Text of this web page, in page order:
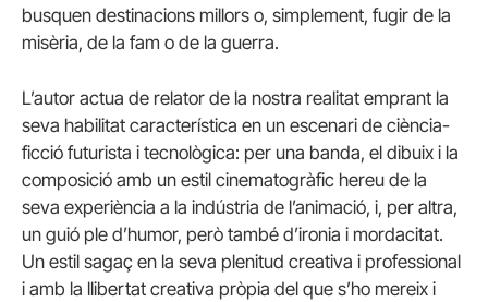
busquen destinacions millors o, simplement, fugir de la
misèria, de la fam o de la guerra.
L’autor actua de relator de la nostra realitat emprant la
seva habilitat característica en un escenari de ciència-
ficció futurista i tecnològica: per una banda, el dibuix i la
composició amb un estil cinematogràfic hereu de la
seva experiència a la indústria de l’animació, i, per altra,
un guió ple d’humor, però també d’ironia i mordacitat.
Un estil sagaç en la seva plenitud creativa i professional
i amb la llibertat creativa pròpia del que s’ho mereix i